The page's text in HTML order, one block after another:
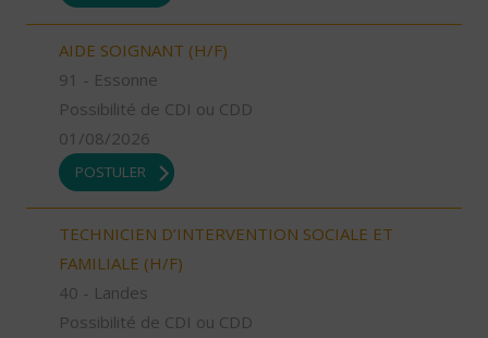
AIDE SOIGNANT (H/F)
91 - Essonne
Possibilité de CDI ou CDD
01/08/2026
POSTULER
TECHNICIEN D’INTERVENTION SOCIALE ET
FAMILIALE (H/F)
40 - Landes
Possibilité de CDI ou CDD